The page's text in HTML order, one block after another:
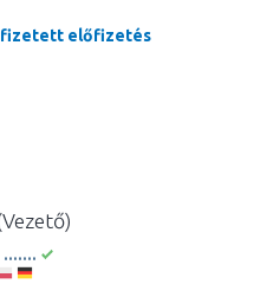
fizetett előfizetés